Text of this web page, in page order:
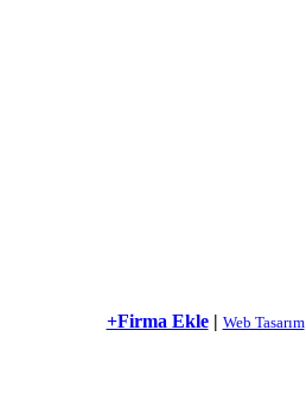
+Firma Ekle | Web Tasarım